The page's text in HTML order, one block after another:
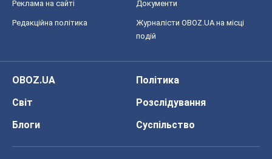
Реклама на сайті Документи
Редакційна політика
Журналісти OBOZ.UA на місці
подій
OBOZ.UA
Політика
Світ
Розслідування
Блоги
Суспільство